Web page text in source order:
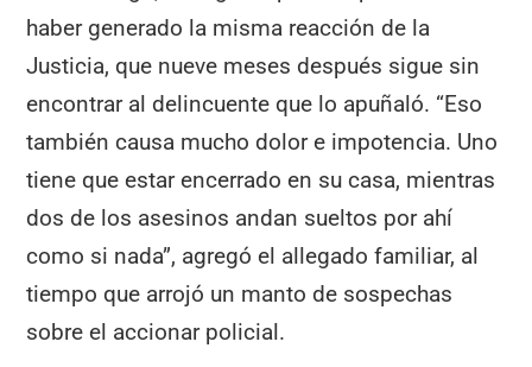
haber generado la misma reacción de la
Justicia, que nueve meses después sigue sin
encontrar al delincuente que lo apuñaló. “Eso
también causa mucho dolor e impotencia. Uno
tiene que estar encerrado en su casa, mientras
dos de los asesinos andan sueltos por ahí
como si nada”, agregó el allegado familiar, al
tiempo que arrojó un manto de sospechas
sobre el accionar policial.